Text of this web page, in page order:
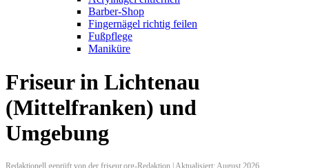
Barber-Shop
Fingernägel richtig feilen
Fußpflege
Maniküre
Friseur in Lichtenau
(Mittelfranken) und
Umgebung
Redaktionell geprüft von der friseur.org-Redaktion | Aktualisiert: August 2026